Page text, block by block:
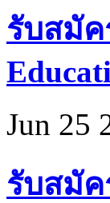
รับสมัค
Jun 25
รับสมัค